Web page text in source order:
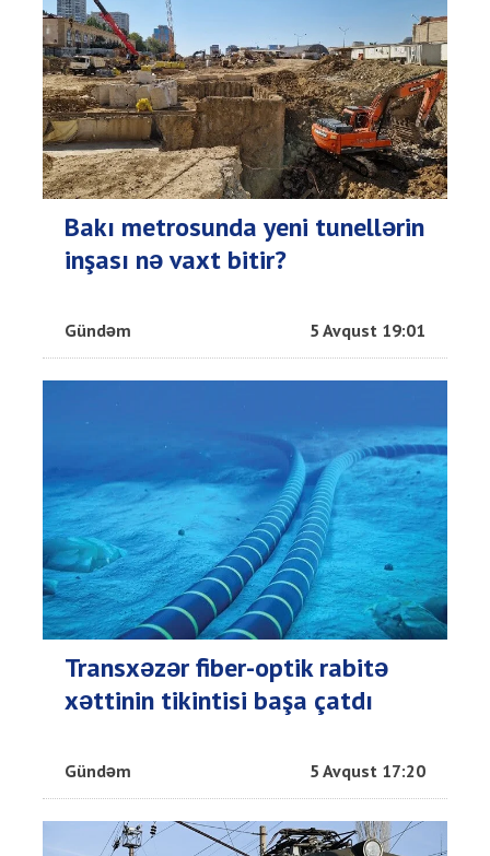
Bakı metrosunda yeni tunellərin
inşası nə vaxt bitir?
Gündəm 5 Avqust 19:01
Transxəzər fiber-optik rabitə
xəttinin tikintisi başa çatdı
Gündəm 5 Avqust 17:20